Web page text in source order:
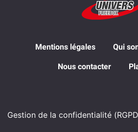
Mentions légales Qui
Nous contacter
Gestion de la confidentialité